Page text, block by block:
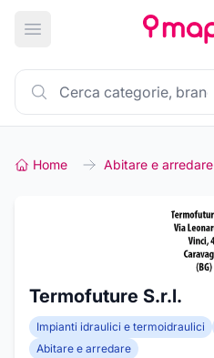
Apri menu principale
Home Abitare e arredare
Termofuture S.r.l.
Impianti idraulici e termoidraulici
Abitare e arredare